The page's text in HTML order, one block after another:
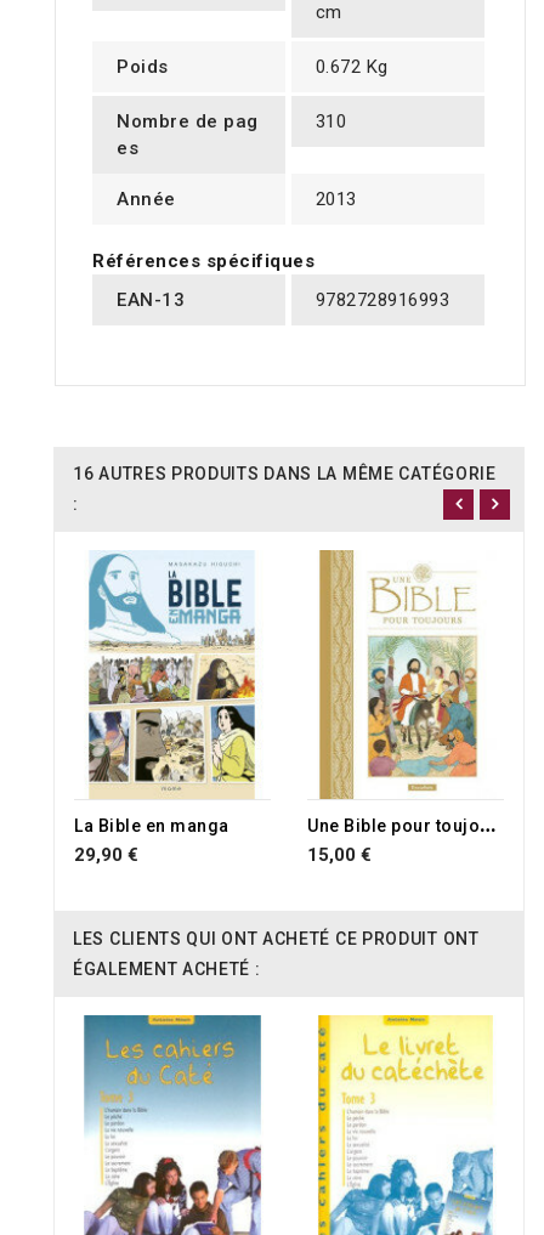
cm
Poids 0.672 Kg
Nombre de pag
es
310
Année 2013
Références spécifiques
EAN-13
9782728916993
16 AUTRES PRODUITS DANS LA MÊME CATÉGORIE
:
La Bible en manga
29,90 €
U
ne Bible pour toujours
15,00 €
LES CLIENTS QUI ONT ACHETÉ CE PRODUIT ONT
ÉGALEMENT ACHETÉ :